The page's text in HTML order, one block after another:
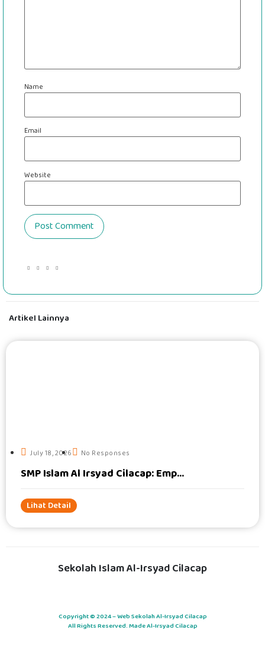
Name
Email
Website
Artikel Lainnya
July 18, 2026 No Responses
SMP Islam Al Irsyad Cilacap: Emp...
Lihat Detail
Sekolah Islam Al-Irsyad Cilacap
Copyright © 2024 – Web Sekolah Al-Irsyad Cilacap
All Rights Reserved. Made Al-Irsyad Cilacap